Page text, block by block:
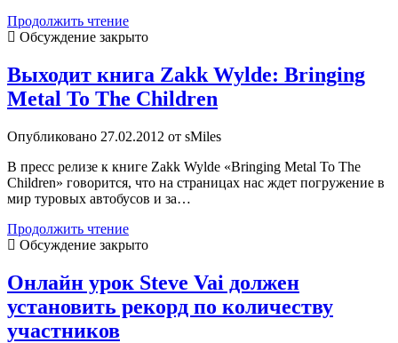
Продолжить чтениеRick
Graham
варианте
соло
Chick
Spain
Обсуждение закрыто
Выходит книга Zakk Wylde: Bringing
Metal To The Children
Опубликовано 27.02.2012 от sMiles
В пресс релизе к книге Zakk Wylde «Bringing Metal To The
Children» говорится, что на страницах нас ждет погружение в
мир туровых автобусов и за…
Продолжить чтениеВыходит
книга
Wylde:
Bringing
Metal
Обсуждение закрыто
Онлайн урок Steve Vai должен
установить рекорд по количеству
участников